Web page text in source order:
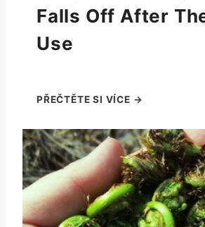
Falls Off After
Use